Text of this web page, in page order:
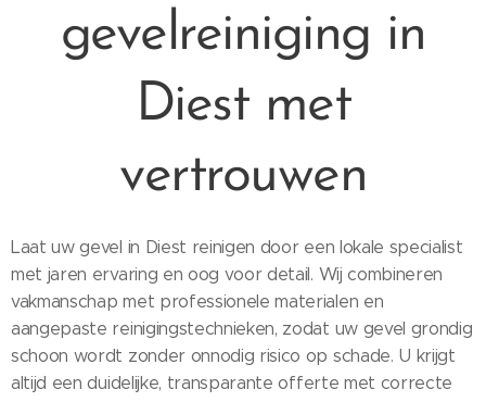
gevelreiniging in
Diest met
vertrouwen
Laat uw gevel in Diest reinigen door een lokale specialist
met jaren ervaring en oog voor detail. Wij combineren
vakmanschap met professionele materialen en
aangepaste reinigingstechnieken, zodat uw gevel grondig
schoon wordt zonder onnodig risico op schade. U krijgt
altijd een duidelijke, transparante offerte met correcte